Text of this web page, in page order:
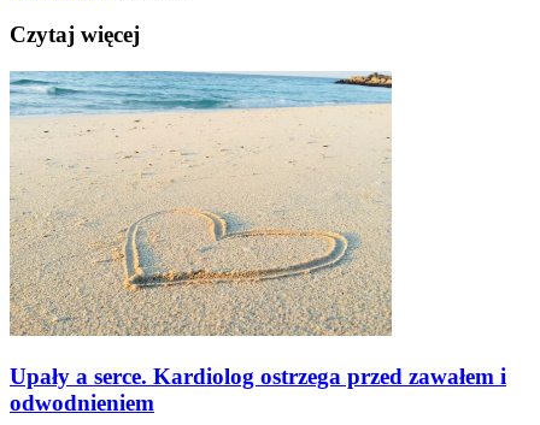
Czytaj więcej
Upały a serce. Kardiolog ostrzega przed zawałem i
odwodnieniem